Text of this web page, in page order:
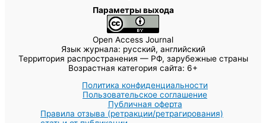
Параметры выхода
Open Access Journal
Язык журнала: русский, английский
Территория распространения — РФ, зарубежные страны
Возрастная категория сайта: 6+
Политика конфиденциальности
Пользовательское соглашение
Публичная оферта
Правила отзыва (ретракции/ретрагирования)